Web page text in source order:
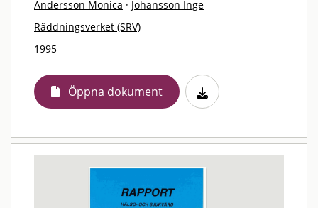
Andersson Monica · Johansson Inge
Räddningsverket (SRV)
1995
Öppna dokument